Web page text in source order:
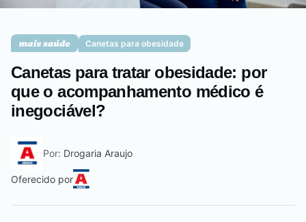
Saúde do homem
Canetas para obesidade
Canetas para tratar obesidade: por
que o acompanhamento médico é
inegociável?
Por: Drogaria Araujo
Oferecido por